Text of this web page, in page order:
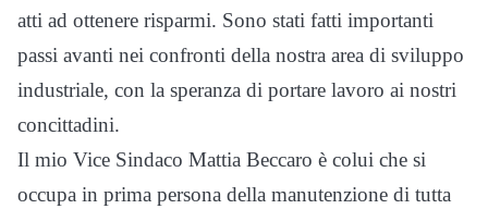
atti ad ottenere risparmi. Sono stati fatti importanti
passi avanti nei confronti della nostra area di sviluppo
industriale, con la speranza di portare lavoro ai nostri
concittadini.
Il mio Vice Sindaco Mattia Beccaro è colui che si
occupa in prima persona della manutenzione di tutta